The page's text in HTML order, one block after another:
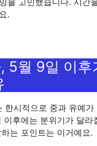
을 고민했습니다. 시간
.
5월 9일 이후
한시적으로 중과 유예가
이후에는 분위기가 달라
는 포인트는 이거예요.